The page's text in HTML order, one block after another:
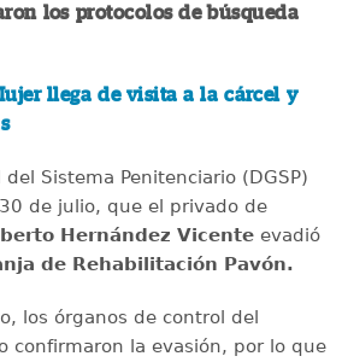
los protocolos de búsqueda
llega de visita a la cárcel y
Sistema Penitenciario (DGSP)
de julio, que el privado de
Hernández Vicenteevadió
de Rehabilitación Pavón.
los órganos de control del
confirmaron la evasión, por lo que